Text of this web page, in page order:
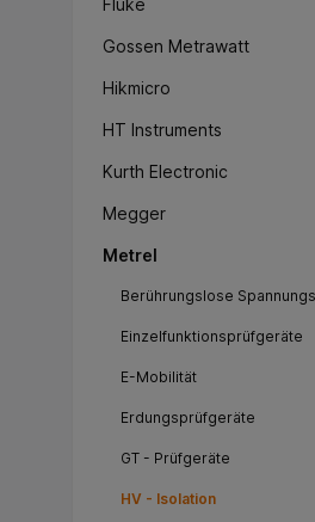
Fluke
Gossen Metrawatt
Hikmicro
HT Instruments
Kurth Electronic
Megger
Metrel
Berührungslose
Einzelfunktionsprüfgeräte
E-Mobilität
Erdungsprüfgeräte
GT - Prüfgeräte
HV - Isolation